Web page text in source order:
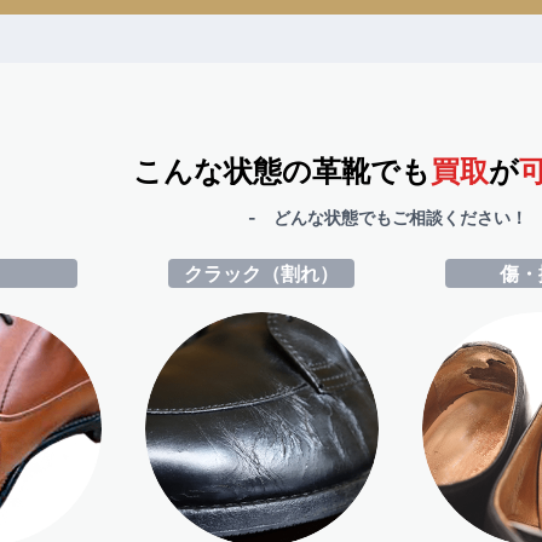
こんな状態の革靴でも買取が
- どんな状態でもご相談ください
クラック（割れ） 傷